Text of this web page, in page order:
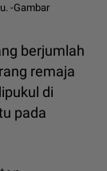
-Gambar
berjumlah
remaja
di
pada